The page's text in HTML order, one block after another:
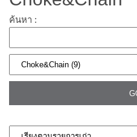
ค้นหา :